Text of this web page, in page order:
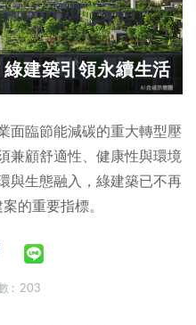
建築引領永續生活
面臨節能減碳的重大轉型壓
兼顧舒適性、健康性與環境
與生態融入，綠建築已不再
的重要指標。
: 203